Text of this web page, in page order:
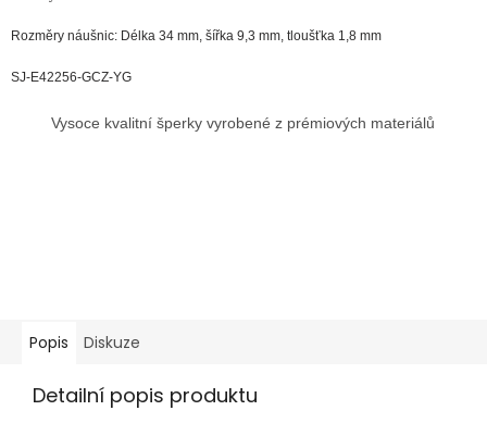
Rozměry náušnic: Délka 34 mm, šířka 9,3 mm, tloušťka 1,8 mm
SJ-E42256-GCZ-YG
Vysoce kvalitní šperky vyrobené z prémiových materiálů
Popis Diskuze
Detailní popis produktu